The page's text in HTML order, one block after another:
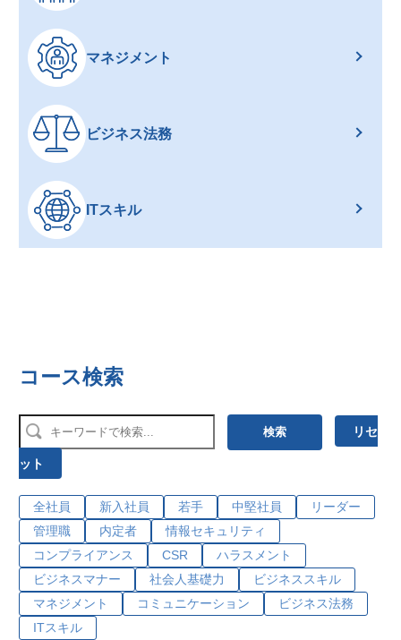
マネジメント
ビジネス法務
ITスキル
コース検索
検索 リセ
ット
全社員 新入社員 若手 中堅社員
リーダー
管理職
内定者
情報セキュリティ
コンプライアンス
CSR
ハラスメント
ビジネスマナー
社会人基礎力
ビジネススキル
マネジメント
コミュニケーション
ビジネス法務
ITスキル